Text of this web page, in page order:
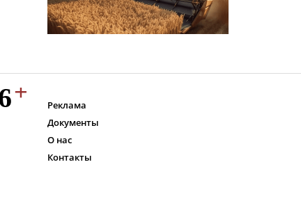
Реклама
Документы
О нас
Контакты